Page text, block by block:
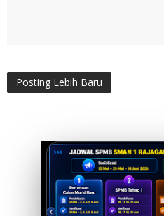
Posting Lebih Baru